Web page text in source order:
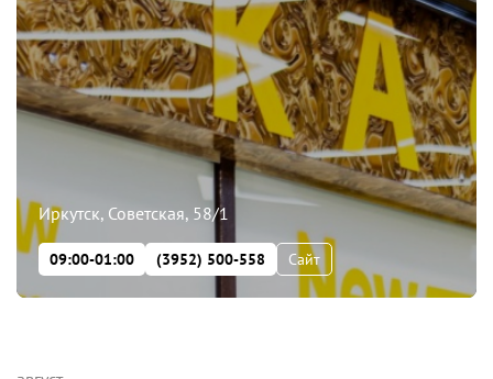
Иркутск, Советская, 58/1
09:00-01:00 (3952) 500-558 Сайт